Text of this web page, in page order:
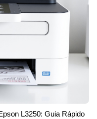
L3250: Guia Rápido